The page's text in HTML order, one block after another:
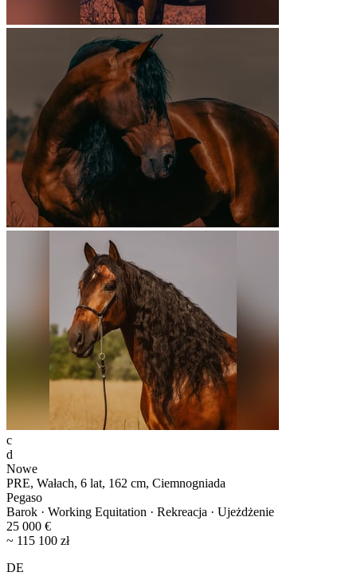
c
d
Nowe
PRE, Wałach, 6 lat, 162 cm, Ciemnogniada
Pegaso
Barok · Working Equitation · Rekreacja · Ujeżdżenie
25 000 €
~ 115 100 zł
DE